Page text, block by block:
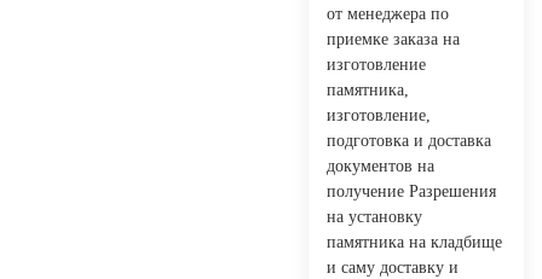
от менеджера по
приемке заказа на
изготовление
памятника,
изготовление,
подготовка и доставка
документов на
получение Разрешения
на установку
памятника на кладбище
и саму доставку и